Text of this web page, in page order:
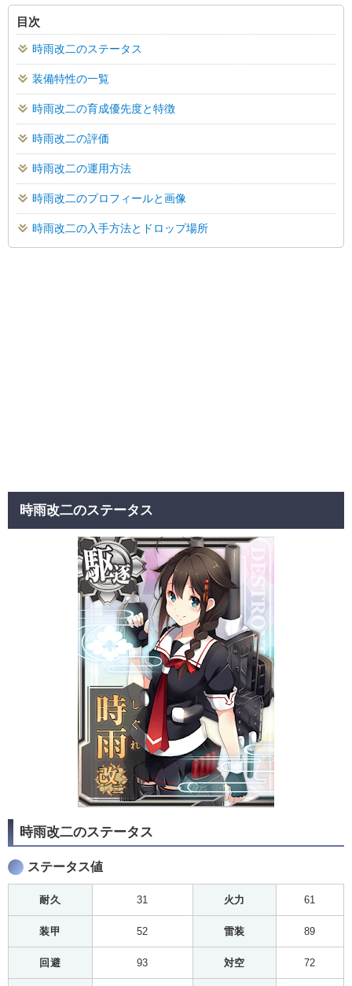
目次
時雨改二のステータス
装備特性の一覧
時雨改二の育成優先度と特徴
時雨改二の評価
時雨改二の運用方法
時雨改二のプロフィールと画像
時雨改二の入手方法とドロップ場所
時雨改二のステータス
時雨改二のステータス
ステータス値
耐久 31 火力 61
装甲 52 雷装 89
回避 93 対空 72